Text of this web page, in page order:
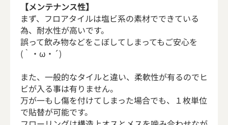
【メンテナンス性】
まず、フロアタイルは塩ビ系の素材でできている
為、耐水性が高いです。
誤って飲み物などをこぼしてしまってもご安心を
(｀・ω・´)
また、一般的なタイルと違い、柔軟性が有るのでヒ
ビが入る事は有りません。
万が一もし傷を付けてしまった場合でも、１枚単位
で貼替が可能です。